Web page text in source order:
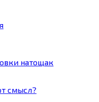
натощак
смысл?